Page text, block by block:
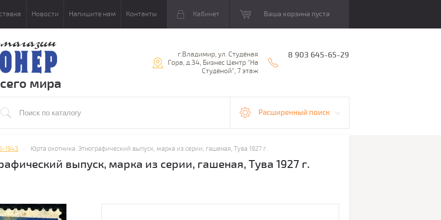
Новости Напишите нам Контакты Кабинет Ваша корзина пуста
мира
г.Владимир, ул. Студёная
Гора, д.34, Бизнес Центр "На
Студёной", 7 этаж
8 903 645-65-29
Расширенный поиск
1943 Юрта охотника. Этнографический выпуск, марка из серии, гашеная, Тува 1927 г.
выпуск, марка из серии, гашеная, Тува 1927 г.